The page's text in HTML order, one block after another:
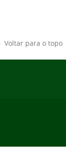
Voltar para o topo